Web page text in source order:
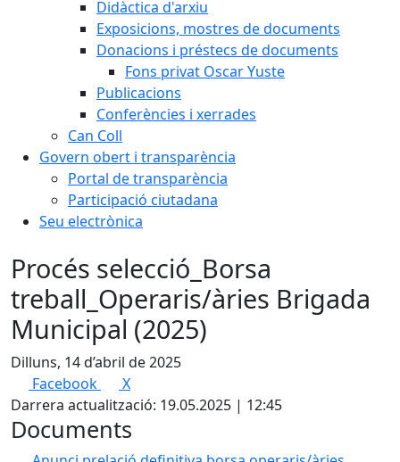
Didàctica d'arxiu
Exposicions, mostres de documents
Donacions i préstecs de documents
Fons privat Oscar Yuste
Publicacions
Conferències i xerrades
Can Coll
Govern obert i transparència
Portal de transparència
Participació ciutadana
Seu electrònica
Procés selecció_Borsa
treball_Operaris/àries Brigada
Municipal (2025)
Dilluns, 14 d’abril de 2025
Facebook
X
Darrera actualització: 19.05.2025 | 12:45
Documents